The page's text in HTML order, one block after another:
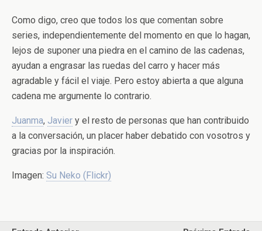
Como digo, creo que todos los que comentan sobre
series, independientemente del momento en que lo hagan,
lejos de suponer una piedra en el camino de las cadenas,
ayudan a engrasar las ruedas del carro y hacer más
agradable y fácil el viaje. Pero estoy abierta a que alguna
cadena me argumente lo contrario.
Juanma, Javier y el resto de personas que han contribuido
a la conversación, un placer haber debatido con vosotros y
gracias por la inspiración.
Imagen: Su Neko (Flickr)